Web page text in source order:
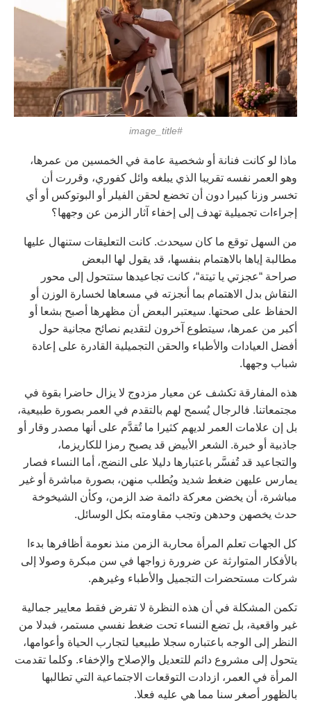
#image_title
ماذا لو كانت فنانة أو شخصية عامة في الخمسين من عمرها،
وهو العمر نفسه تقريبا الذي يبلغه وائل كفوري، وقررت أن
تخسر وزنا كبيرا دون أن تخضع لحقن الفيلر أو البوتوكس أو أي
إجراءات تجميلية تهدف إلى إخفاء آثار الزمن عن وجهها؟
من السهل توقع ما كان سيحدث. كانت التعليقات ستنهال عليها
مطالبة إياها بالاهتمام بنفسها، قد يقول لها البعض
صراحة “عجزتي يا تيتة“، كانت تجاعيدها ستتحول إلى محور
النقاش بدل الاهتمام بما أنجزته في مسعاها لخسارة الوزن أو
الحفاظ على صحتها. سيعتبر البعض أن مظهرها أصبح بشعا أو
أكبر من عمرها، سيتطوع آخرون لتقديم نصائح مجانية حول
أفضل العيادات والأطباء والحقن التجميلية القادرة على إعادة
شباب وجهها.
هذه المفارقة تكشف عن معيار مزدوج لا يزال حاضرا بقوة في
مجتمعاتنا. فالرجال يُسمح لهم بالتقدم في العمر بصورة طبيعية،
بل إن علامات العمر لديهم كثيرا ما تُقدَّم على أنها مصدر وقار أو
جاذبية أو خبرة. الشعر الأبيض قد يصبح رمزا للكاريزما،
والتجاعيد قد تُفسَّر باعتبارها دليلا على النضج، أما النساء فصار
يمارس عليهن ضغط شديد ويُطلب منهن، بصورة مباشرة أو غير
مباشرة، أن يخضن معركة دائمة ضد الزمن، وكأن الشيخوخة
حدث يخصهن وحدهن وتجب مقاومته بكل الوسائل.
كل الجهات تعلم المرأة محاربة الزمن منذ نعومة أظافرها بدءا
بالأفكار المتوارثة عن ضرورة زواجها في سن مبكرة وصولا إلى
شركات مستحضرات التجميل والأطباء وغيرهم.
تكمن المشكلة في أن هذه النظرة لا تفرض فقط معايير جمالية
غير واقعية، بل تضع النساء تحت ضغط نفسي مستمر، فبدلا من
النظر إلى الوجه باعتباره سجلا طبيعيا لتجارب الحياة وأعوامها،
يتحول إلى مشروع دائم للتعديل والإصلاح والإخفاء. وكلما تقدمت
المرأة في العمر، ازدادت التوقعات الاجتماعية التي تطالبها
بالظهور أصغر سنا مما هي عليه فعلا.